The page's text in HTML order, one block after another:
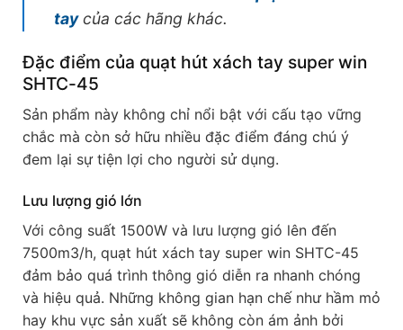
taycủa các hãng khác.
Đặc điểm của quạt hút xách tay super win
SHTC-45
Sản phẩm này không chỉ nổi bật với cấu tạo vững
chắc mà còn sở hữu nhiều đặc điểm đáng chú ý
đem lại sự tiện lợi cho người sử dụng.
Lưu lượng gió lớn
Với công suất 1500W và lưu lượng gió lên đến
7500m3/h, quạt hút xách tay super win SHTC-45
đảm bảo quá trình thông gió diễn ra nhanh chóng
và hiệu quả. Những không gian hạn chế như hầm mỏ
hay khu vực sản xuất sẽ không còn ám ảnh bởi